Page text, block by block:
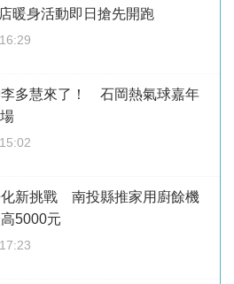
暖身活動即日搶先開跑
李多慧來了！ 石岡熱氣球嘉年
新挑戰 南投縣推家用廚餘機
高5000元